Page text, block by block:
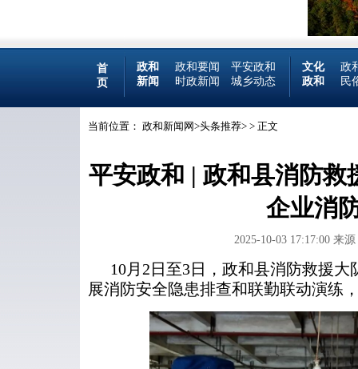
首
页
政和 政和要闻
平安政和
新闻
时政新闻 城乡动态
文化
政
政和
民
当前位置： 政和新闻网>头条推荐> > 正文
平安政和 | 政和县消防救
企业消
2025-10-03 17:17:00 来
10月2日至3日，政和县消防救援
展消防安全隐患排查和联勤联动演练